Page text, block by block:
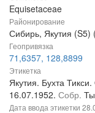
Equisetaceae
Районирование
Сибирь, Якутия (S5)
Геопривязка
71,6357, 128,8899
Этикетка
Якутия. Бухта
16.07.1952. Собр.
Дата ввода этикетки